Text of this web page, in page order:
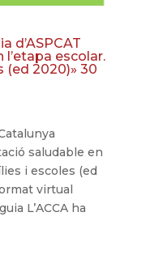
d’ASPCAT
l’etapa escolar.
(ed 2020)» 30
saludable en
i escoles (ed
virtual
L’ACCA ha